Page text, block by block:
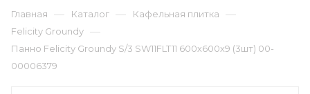
Главная — Каталог — Кафельная плитка —
Felicity Groundy —
Панно Felicity Groundy S/3 SW11FLT11 600х600х9 (3шт) 00-
00006379